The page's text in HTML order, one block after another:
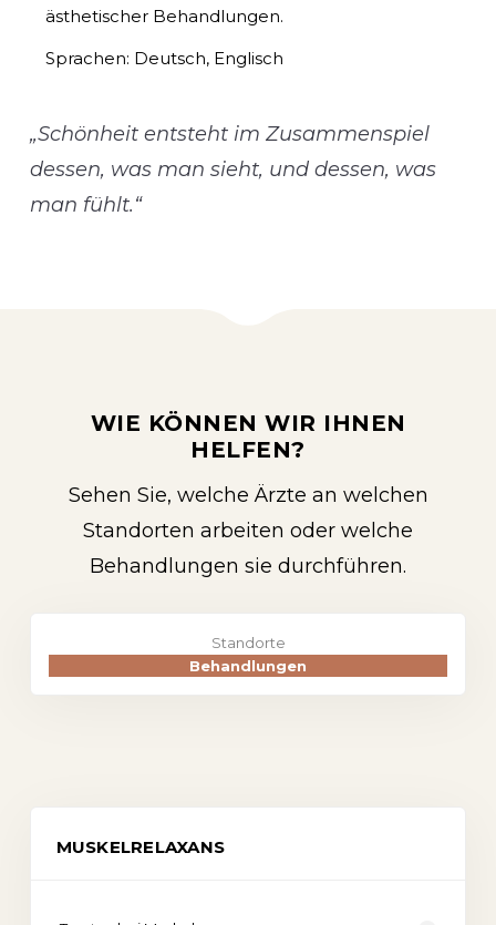
ästhetischer Behandlungen.
Sprachen: Deutsch, Englisch
„Schönheit entsteht im Zusammenspiel
dessen, was man sieht, und dessen, was
man fühlt.“
WIE KÖNNEN WIR IHNEN
HELFEN?
Sehen Sie, welche Ärzte an welchen
Standorten arbeiten oder welche
Behandlungen sie durchführen.
Standorte
Behandlungen
MUSKELRELAXANS